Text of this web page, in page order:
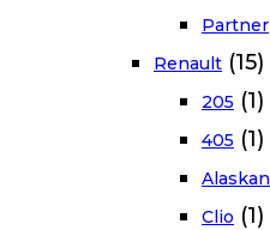
Partner
Renault (15)
205 (1)
405 (1)
Alaskan
Clio (1)